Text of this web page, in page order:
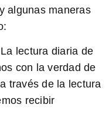
algunas maneras
La lectura diaria de
con la verdad de
través de la lectura
recibir